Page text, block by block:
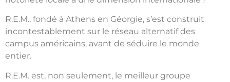
R.E.M., fondé à Athens en Géorgie, s’est construit
incontestablement sur le réseau alternatif des
campus américains, avant de séduire le monde
entier.
R.E.M. est, non seulement, le meilleur groupe